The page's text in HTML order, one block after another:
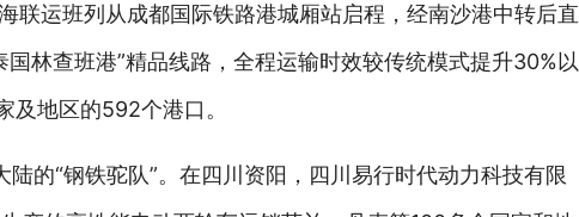
联运班列从成都国际铁路港城厢站启程，经南沙港中转后直
林查班港”精品线路，全程运输时效较传统模式提升30%以
及地区的592个港口。
的“钢铁驼队”。在四川资阳，四川易行时代动力科技有限